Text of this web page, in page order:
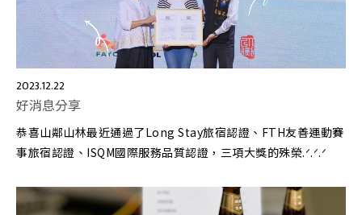
2023.12.22
好消息分享
恭喜山鄰山林最近通過了Long Stay旅宿認證、FTH友善運動賽
事旅宿認證、ISQM國際服務品質認證，三項大獎的殊榮.ᐟ.ᐟ.ᐟ